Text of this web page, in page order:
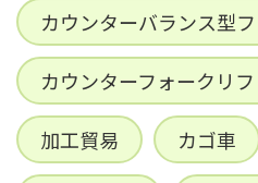
カウンターバランス型
カウンターフォークリフ
加工貿易 カゴ車